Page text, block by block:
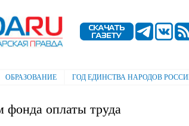
содержанию
ОБРАЗОВАНИЕ ГОД ЕДИНСТВА НАРОДОВ
фонда оплаты труда